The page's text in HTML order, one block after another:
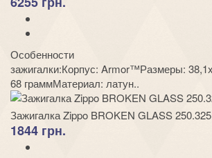
Особенности
зажигалки:Корпус: Armor™Размеры:
68 граммМатериал: латун..
Зажигалка Zippo BROKEN GLASS 250.325
1844 грн.